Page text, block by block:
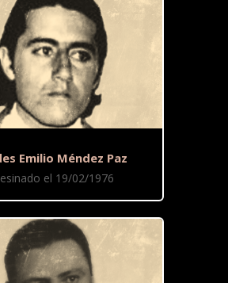
Emilio Méndez Paz
el 19/02/1976